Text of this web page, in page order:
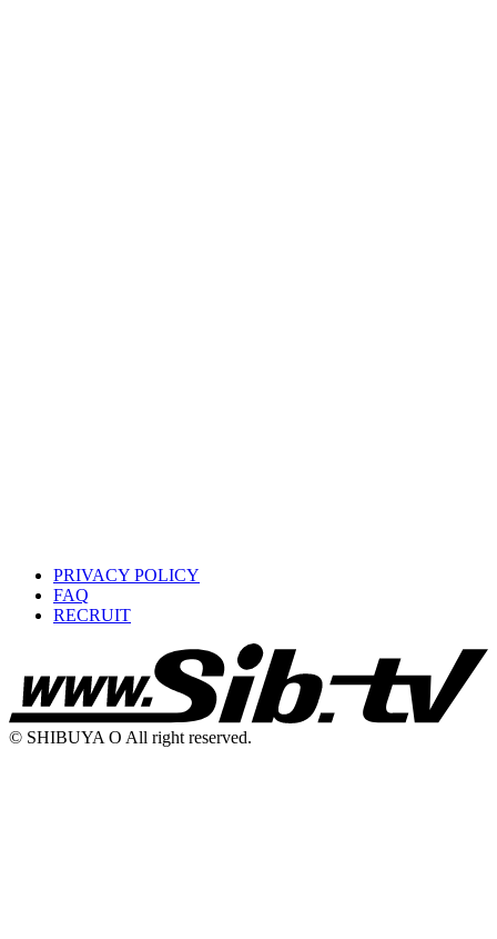
PRIVACY POLICY
FAQ
RECRUIT
© SHIBUYA O All right reserved.